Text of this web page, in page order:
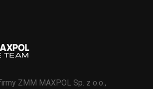
ZMM MAXPOL Sp. z o.o.,